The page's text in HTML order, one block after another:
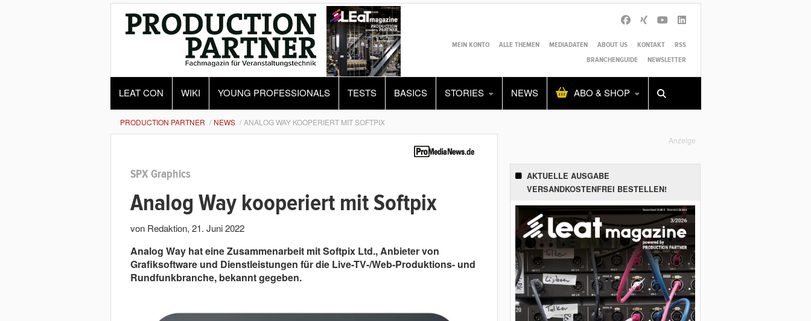
MEIN KONTO ALLE THEMEN MEDIADATEN ABOUT US KONTAKT
RSS
BRANCHENGUIDE
NEWSLETTER
LEAT CON WIKI YOUNG PROFESSIONALS TESTS BASICS STORIES NEWS ABO & SHOP
Alles Shop SUCHEN
PRODUCTION PARTNER NEWS ANALOG WAY KOOPERIERT MIT SOFTPIX
SPX Graphics
Analog Way kooperiert mit Softpix
von Redaktion, 21. Juni 2022
Analog Way hat eine Zusammenarbeit mit Softpix Ltd., Anbieter von
Grafiksoftware und Dienstleistungen für die Live-TV-/Web-Produktions- und
Rundfunkbranche, bekannt gegeben.
Anzeige
AKTUELLE AUSGABE
VERSANDKOSTENFREI BESTELLEN!